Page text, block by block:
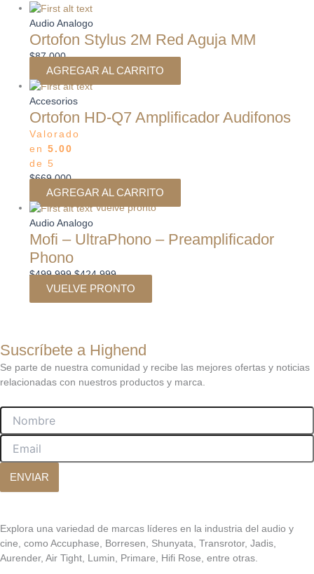
Audio Analogo
Ortofon Stylus 2M Red Aguja MM
$87.000
AGREGAR AL CARRITO
Accesorios
Ortofon HD-Q7 Amplificador Audifonos
Valorado
en 5.00
de 5
$669.000
AGREGAR AL CARRITO
Vuelve pronto
Audio Analogo
Mofi – UltraPhono – Preamplificador
Phono
$499.999
El
precio
original
$499.999.
$424.999
actual
$424.999.
VUELVE PRONTO
Suscríbete a Highend
Se parte de nuestra comunidad y recibe las mejores ofertas y noticias
relacionadas con nuestros productos y marca.
Nombre
Email
ENVIAR
Explora una variedad de marcas líderes en la industria del audio y
cine, como Accuphase, Borresen, Shunyata, Transrotor, Jadis,
Aurender, Air Tight, Lumin, Primare, Hifi Rose, entre otras.